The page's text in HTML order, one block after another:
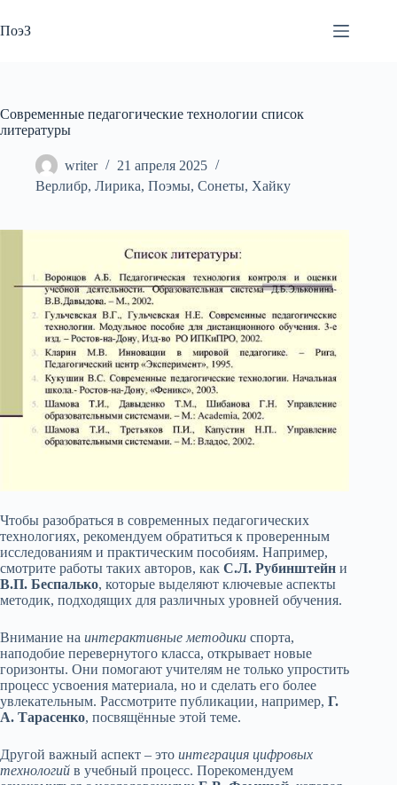
к
сути
ПоэЗ
Современные педагогические технологии список
литературы
writer
21 апреля 2025
Верлибр, Лирика, Поэмы, Сонеты, Хайку
Чтобы разобраться в современных педагогических
технологиях, рекомендуем обратиться к проверенным
исследованиям и практическим пособиям. Например,
смотрите работы таких авторов, как С.Л. Рубинштейн и
В.П. Беспалько, которые выделяют ключевые аспекты
методик, подходящих для различных уровней обучения.
Внимание на интерактивные методики спорта,
наподобие перевернутого класса, открывает новые
горизонты. Они помогают учителям не только упростить
процесс усвоения материала, но и сделать его более
увлекательным. Рассмотрите публикации, например, Г.
А. Тарасенко, посвящённые этой теме.
Другой важный аспект – это интеграция цифровых
технологий в учебный процесс. Порекомендуем